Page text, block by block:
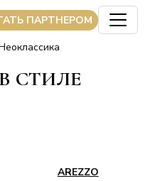
ПАРТНЕРОМ
СТИЛЕ
AREZZO